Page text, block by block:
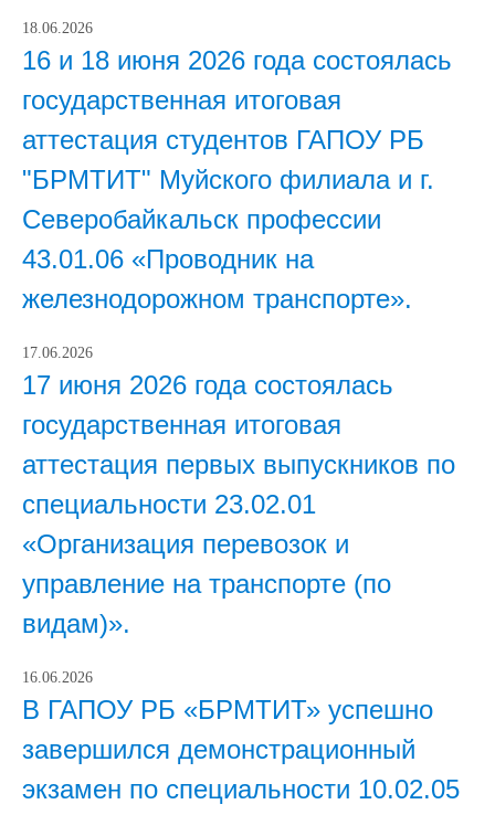
18.06.2026
16 и 18 июня 2026 года состоялась
государственная итоговая
аттестация студентов ГАПОУ РБ
"БРМТИТ" Муйского филиала и г.
Северобайкальск профессии
43.01.06 «Проводник на
железнодорожном транспорте».
17.06.2026
17 июня 2026 года состоялась
государственная итоговая
аттестация первых выпускников по
специальности 23.02.01
«Организация перевозок и
управление на транспорте (по
видам)».
16.06.2026
В ГАПОУ РБ «БРМТИТ» успешно
завершился демонстрационный
экзамен по специальности 10.02.05